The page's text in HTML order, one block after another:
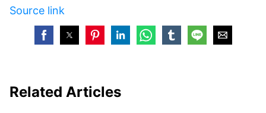
Source link
Related Articles